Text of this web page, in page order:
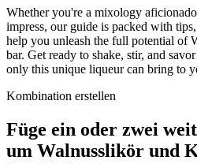
Whether you're a mixology
impress, our guide is packed with
help you unleash the full potential of
bar. Get ready to shake, stir, and
only this unique liqueur can bring to
Kombination erstellen
Füge ein oder zwei
um Walnusslikör und